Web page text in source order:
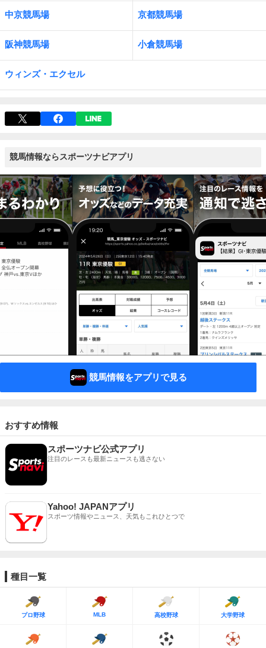
中京競馬場 京都競馬場
阪神競馬場 小倉競馬場
ウィンズ・エクセル
競馬情報ならスポーツナビアプリ
競馬情報をアプリで見る
おすすめ情報
スポーツナビ公式アプリ
注目のレースも最新ニュースも逃さない
Yahoo! JAPANアプリ
スポーツ情報やニュース、天気もこれひとつで
種目一覧
プロ野球 MLB 高校野球 大学野球